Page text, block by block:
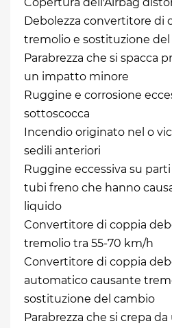
Debolezza convertitore di
tremolio e sostituzione
Parabrezza che si spacca
un impatto minore
Ruggine e corrosione
sottoscocca
Incendio originato nel o
sedili anteriori
Ruggine eccessiva su
tubi freno che hanno
liquido
Convertitore di coppia
tremolio tra 55-70 km/h
Convertitore di coppia
automatico causante
sostituzione del cambio
Parabrezza che si crepa